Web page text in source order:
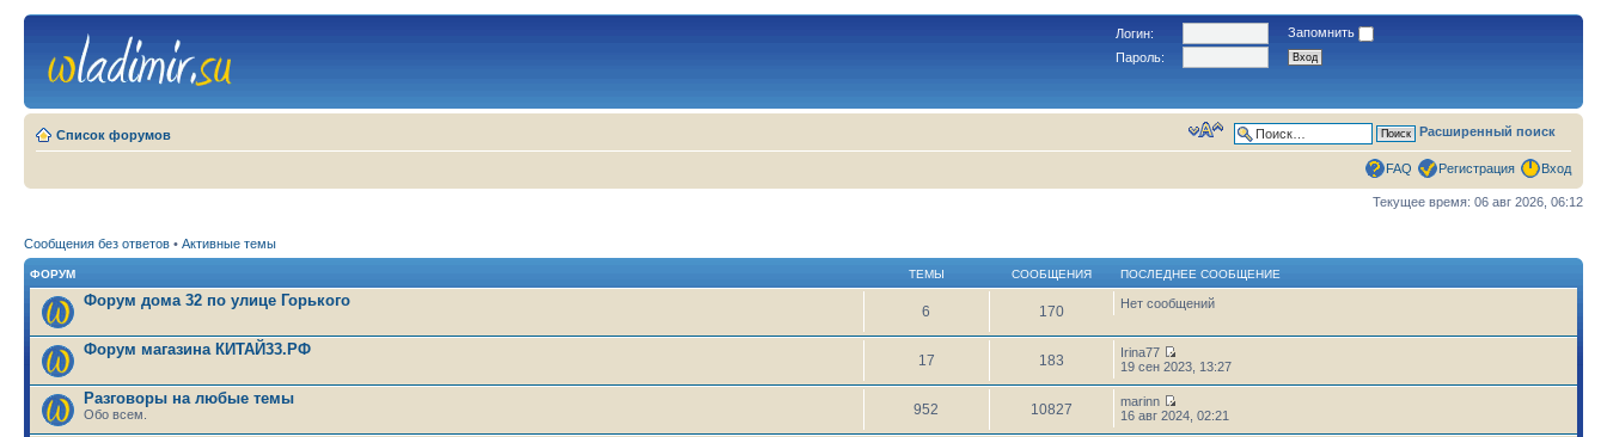
Логин:
Запомнить
Пароль:
Список форумов Расширенный поиск
FAQ Регистрация Вход
Текущее время: 06 авг 2026, 06:12
Сообщения без ответов • Активные темы
ФОРУМ ТЕМЫ СООБЩЕНИЯ ПОСЛЕДНЕЕ СООБЩЕНИЕ
Форум дома 32 по улице Горького
6 170 Нет сообщений
Форум магазина КИТАЙ33.РФ
17 183
Irina77
19 сен 2023, 13:27
Разговоры на любые темы
Обо всем. 952 10827
marinn
16 авг 2024, 02:21